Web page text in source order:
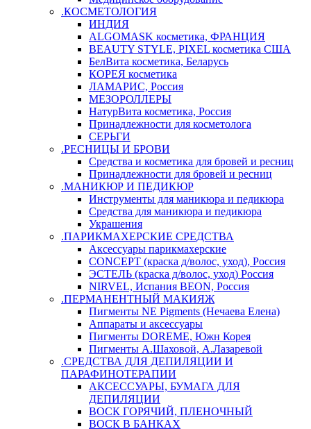
.КОСМЕТОЛОГИЯ
ИНДИЯ
ALGOMASK косметика, ФРАНЦИЯ
BEAUTY STYLE, PIXEL косметика США
БелВита косметика, Беларусь
КОРЕЯ косметика
ЛАМАРИС, Россия
МЕЗОРОЛЛЕРЫ
НатурВита косметика, Россия
Принадлежности для косметолога
СЕРЬГИ
.РЕСНИЦЫ И БРОВИ
Средства и косметика для бровей и ресниц
Принадлежности для бровей и ресниц
.МАНИКЮР И ПЕДИКЮР
Инструменты для маникюра и педикюра
Средства для маникюра и педикюра
Украшения
.ПАРИКМАХЕРСКИЕ СРЕДСТВА
Аксессуары парикмахерские
CONCEPT (краска д/волос, уход), Россия
ЭСТЕЛЬ (краска д/волос, уход) Россия
NIRVEL, Испания BEON, Россия
.ПЕРМАНЕНТНЫЙ МАКИЯЖ
Пигменты NE Pigments (Нечаева Елена)
Аппараты и аксессуары
Пигменты DOREME, Южн Корея
Пигменты А.Шаховой, А.Лазаревой
.СРЕДСТВА ДЛЯ ДЕПИЛЯЦИИ И
ПАРАФИНОТЕРАПИИ
АКСЕССУАРЫ, БУМАГА ДЛЯ
ДЕПИЛЯЦИИ
ВОСК ГОРЯЧИЙ, ПЛЕНОЧНЫЙ
ВОСК В БАНКАХ